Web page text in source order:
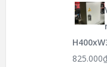
825.000